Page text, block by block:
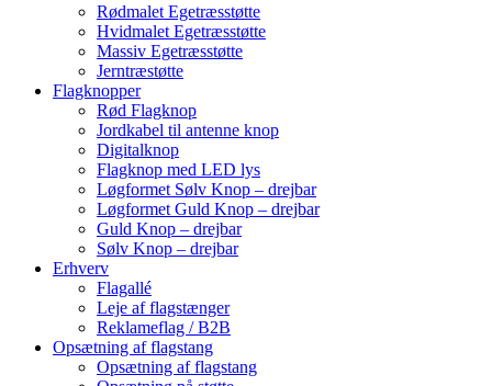
Rødmalet Egetræsstøtte
Hvidmalet Egetræsstøtte
Massiv Egetræsstøtte
Jerntræstøtte
Flagknopper
Rød Flagknop
Jordkabel til antenne knop
Digitalknop
Flagknop med LED lys
Løgformet Sølv Knop – drejbar
Løgformet Guld Knop – drejbar
Guld Knop – drejbar
Sølv Knop – drejbar
Erhverv
Flagallé
Leje af flagstænger
Reklameflag / B2B
Opsætning af flagstang
Opsætning af flagstang